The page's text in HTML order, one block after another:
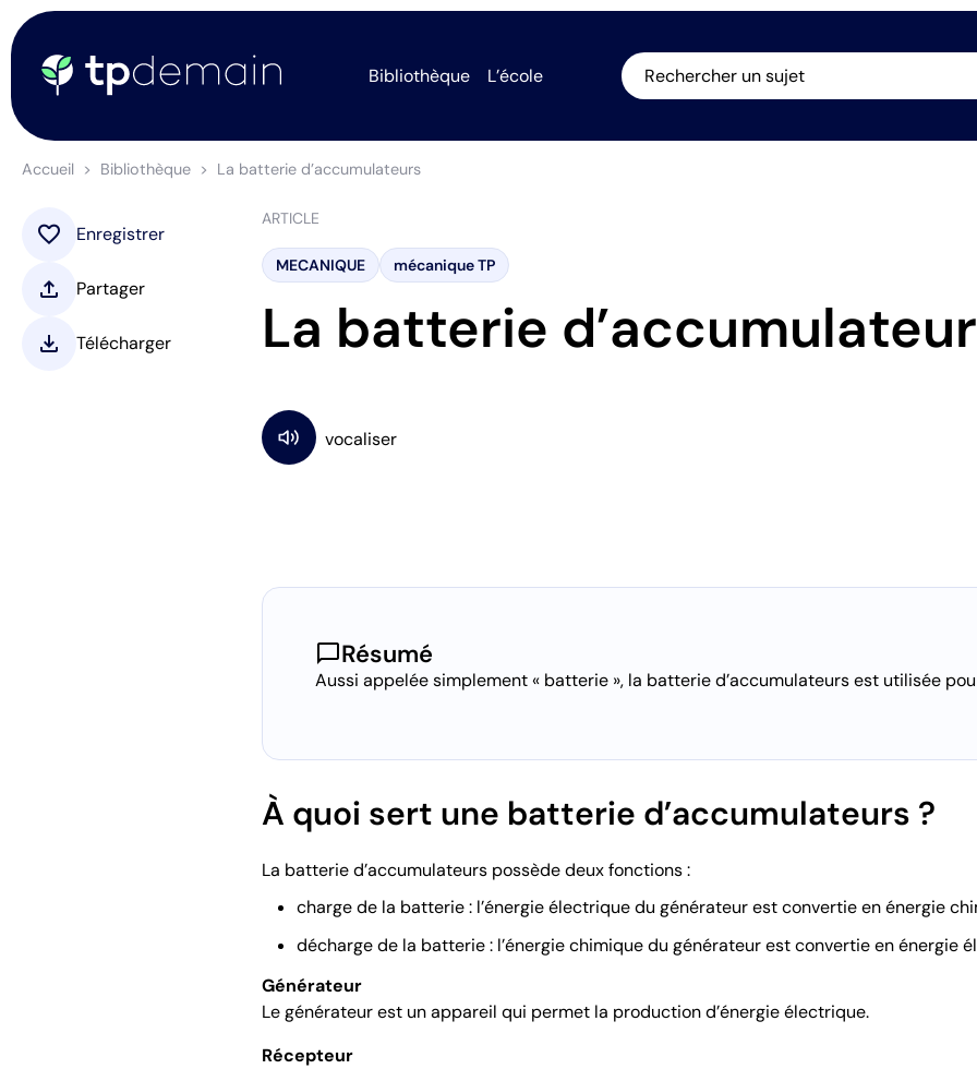
Bibliothèque L’école Rechercher un sujet
Accueil Bibliothèque La batterie d’accumulateurs
ARTICLE
MECANIQUE mécanique TP
La batterie
chat_bubbleRésumé
Aussi appelée simplement « batterie », la batterie d’accumulateurs est utilisée
À quoi sert une batterie d’accumulateurs ?
La batterie d’accumulateurs possède deux fonctions :
charge de la batterie : l’énergie électrique du générateur est convertie en énergie
décharge de la batterie : l’énergie chimique du générateur est convertie en énergie
Générateur
Le générateur est un appareil qui permet la production d’énergie électrique.
Récepteur
favorite Enregistrer
upload Partager
download Télécharger